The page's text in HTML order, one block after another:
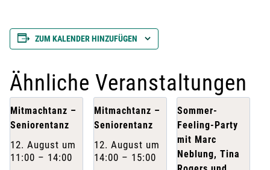
ZUM KALENDER HINZUFÜGEN
Ähnliche Veranstaltungen
Mitmachtanz –
Seniorentanz
12. August um
11:00 – 14:00
Mitmachtanz –
Seniorentanz
12. August um
14:00 – 15:00
Sommer-
Feeling-Party
mit Marc
Neblung, Tina